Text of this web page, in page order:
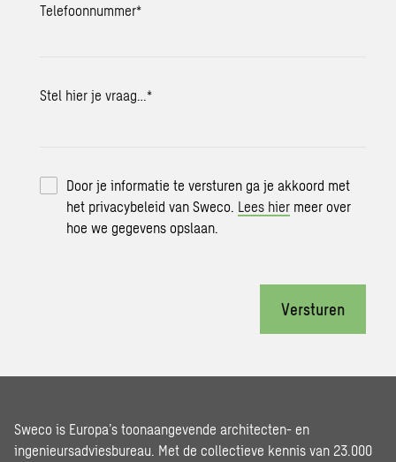
Telefoonnummer*
Stel hier je vraag…*
Door je informatie te versturen ga je akkoord met
het privacybeleid van Sweco. Lees hier meer over
hoe we gegevens opslaan.
Versturen
Sweco is Europa’s toonaangevende architecten- en
ingenieursadviesbureau. Met de collectieve kennis van 23.000